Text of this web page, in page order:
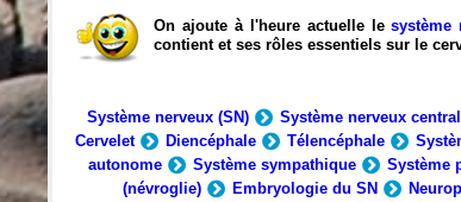
On ajoute à l'heure actuelle lesystème
contient et ses rôles essentiels sur le
Système nerveux (SN) Système nerveux central
Cervelet
Diencéphale Télencéphale
autonome
Système sympathique Système
(névroglie)
Embryologie du SN